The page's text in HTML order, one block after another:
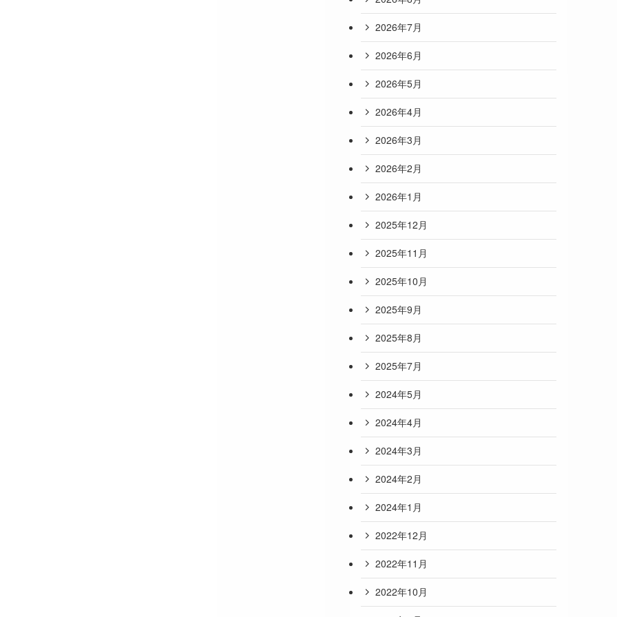
2026年7月
2026年6月
2026年5月
2026年4月
2026年3月
2026年2月
2026年1月
2025年12月
2025年11月
2025年10月
2025年9月
2025年8月
2025年7月
2024年5月
2024年4月
2024年3月
2024年2月
2024年1月
2022年12月
2022年11月
2022年10月